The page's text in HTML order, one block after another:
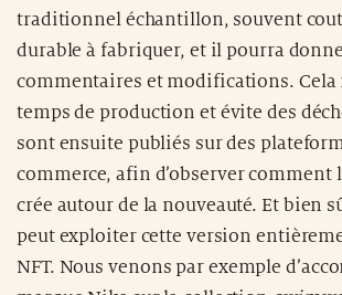
traditionnel échantillon, souvent
durable à fabriquer, et il pourra
commentaires et modifications. Cela
temps de production et évite des
sont ensuite publiés sur des
commerce, afin d’observer comment
crée autour de la nouveauté. Et bien
peut exploiter cette version
NFT. Nous venons par exemple